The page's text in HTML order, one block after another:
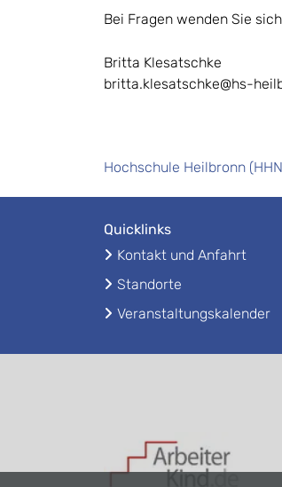
Bei Fragen wenden Sie
Britta Klesatschke
britta.klesatschke@hs-
Hochschule Heilbronn
Quicklinks
Kontakt und Anfahrt
Standorte
Veranstaltungskalender